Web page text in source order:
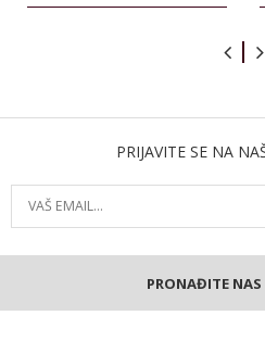
PRIJAVITE SE NA
PRONAĐITE